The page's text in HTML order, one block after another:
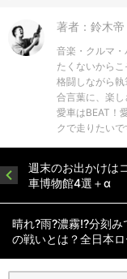
著者：鈴木帝
音楽・クルマ
たくないから
格闘しながら
合言葉に、楽し
愛車はBEAT！
クで走りたいで
週末のお出かけは
車博物館4選＋α
晴れ?雨?濃霧!?分刻
の戦いとは？全日本